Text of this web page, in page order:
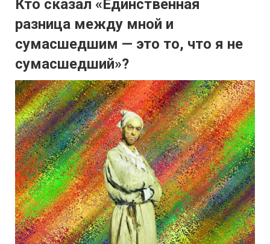
Кто сказал «Единственная
разница между мной и
сумасшедшим — это то, что я не
сумасшедший»?